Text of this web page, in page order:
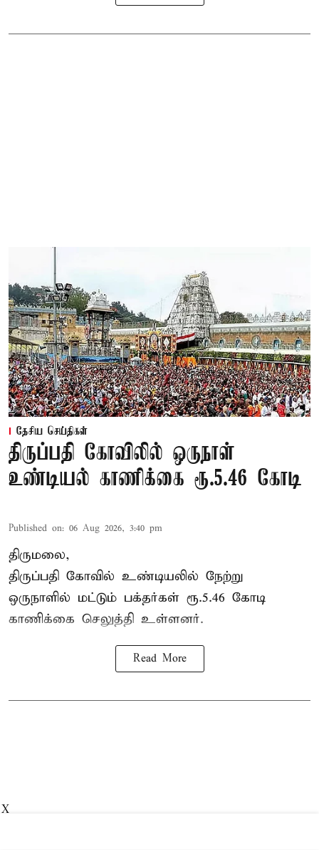
தேசிய செய்திகள்
திருப்பதி கோவிலில் ஒருநாள்
உண்டியல் காணிக்கை ரூ.5.46 கோடி
Published on: 06 Aug 2026, 3:40 pm
திருமலை,
திருப்பதி கோவில் உண்டியலில் நேற்று
ஒருநாளில் மட்டும் பக்தர்கள் ரூ.5.46 கோடி
காணிக்கை செலுத்தி உள்ளனர்.
Read More
X